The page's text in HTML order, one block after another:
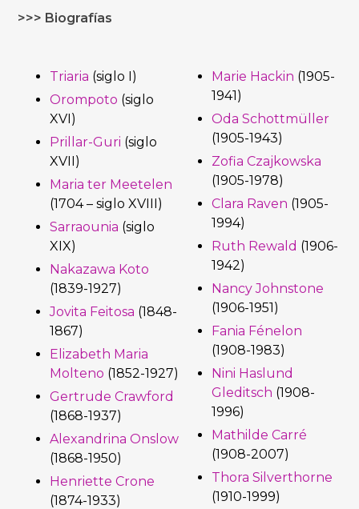
>>> Biografías
Triaria (siglo I)
Orompoto (siglo
XVI)
Prillar-Guri (siglo
XVII)
Maria ter Meetelen
(1704 – siglo XVIII)
Sarraounia (siglo
XIX)
Nakazawa Koto
(1839-1927)
Jovita Feitosa (1848-
1867)
Elizabeth Maria
Molteno (1852-1927)
Gertrude Crawford
(1868-1937)
Alexandrina Onslow
(1868-1950)
Henriette Crone
(1874-1933)
Marie Hackin (1905-
1941)
Oda Schottmüller
(1905-1943)
Zofia Czajkowska
(1905-1978)
Clara Raven (1905-
1994)
Ruth Rewald (1906-
1942)
Nancy Johnstone
(1906-1951)
Fania Fénelon
(1908-1983)
Nini Haslund
Gleditsch (1908-
1996)
Mathilde Carré
(1908-2007)
Thora Silverthorne
(1910-1999)